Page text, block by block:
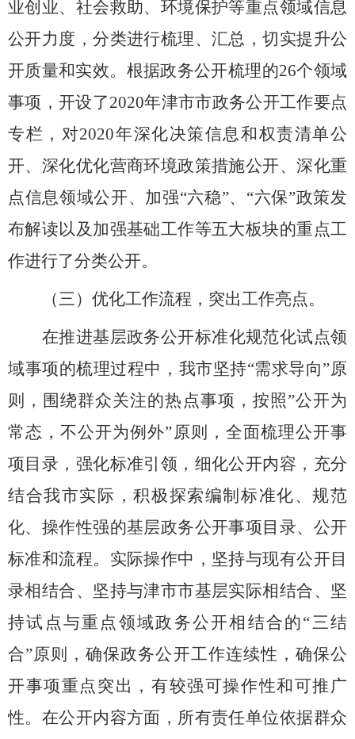
业创业、社会救助、环境保护等重点领域信息
公开力度，分类进行梳理、汇总，切实提升公
开质量和实效。根据政务公开梳理的26个领域
事项，开设了2020年津市市政务公开工作要点
专栏，对2020年深化决策信息和权责清单公
开、深化优化营商环境政策措施公开、深化重
点信息领域公开、加强“六稳”、“六保”政策发
布解读以及加强基础工作等五大板块的重点工
作进行了分类公开。
（三）优化工作流程，突出工作亮点。
在推进基层政务公开标准化规范化试点领
域事项的梳理过程中，我市坚持“需求导向”原
则，围绕群众关注的热点事项，按照”公开为
常态，不公开为例外”原则，全面梳理公开事
项目录，强化标准引领，细化公开内容，充分
结合我市实际，积极探索编制标准化、规范
化、操作性强的基层政务公开事项目录、公开
标准和流程。实际操作中，坚持与现有公开目
录相结合、坚持与津市市基层实际相结合、坚
持试点与重点领域政务公开相结合的“三结
合”原则，确保政务公开工作连续性，确保公
开事项重点突出，有较强可操作性和可推广
性。在公开内容方面，所有责任单位依据群众